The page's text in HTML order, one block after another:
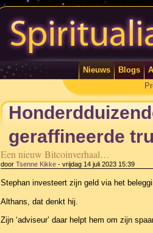
Nieuws Blogs
geraffineerde
Een nieuw Bitcoinverhaal…
door Tsenne Kikke - vrijdag 14 juli 2023 15:39
Stephan investeert zijn geld via het
Althans, dat denkt hij.
Zijn ‘adviseur’ daar helpt hem om zijn